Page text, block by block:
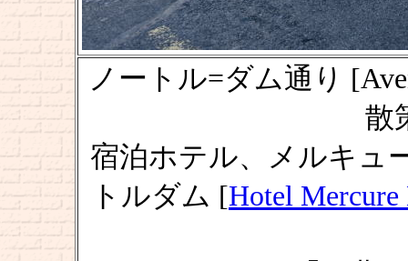
ノートル=ダム通り
散
宿泊ホテル、メルキュ
トルダム [Hotel Mercure